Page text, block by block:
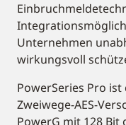
Unternehmen
wirkungsvoll
PowerSeries Pro
Zweiwege-AES-
PowerG mit 128 Bit